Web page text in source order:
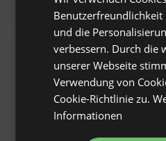
Mahlzeiten
Was du vor Ort essen
Frühstück
Benutzerfreundlichkeit
und die
verbessern. Durch die
unserer Webseite
Verwendung von
Cookie-Richtlinie zu.
Informationen